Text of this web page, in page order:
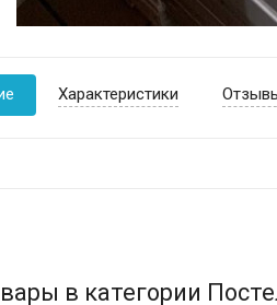
Характеристики
в категории